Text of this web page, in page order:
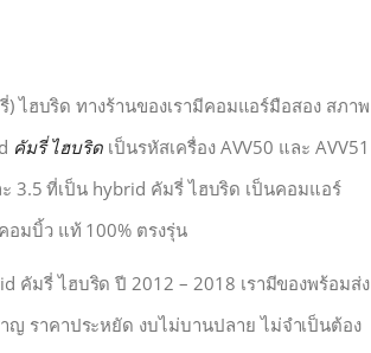
ไฮบริด ทางร้านของเรามีคอมแอร์มือสอง สภาพ
คัมรี่ ไฮบริด เป็นรหัสเครื่อง AVV50 และ AVV51
3.5 ที่เป็น hybrid คัมรี่ ไฮบริด เป็นคอมแอร์
อมบิ้ว แท้ 100% ตรงรุ่น
คัมรี่ ไฮบริด ปี 2012 – 2018 เรามีของพร้อมส่ง
ราคาประหยัด งบไม่บานปลาย ไม่จำเป็นต้อง